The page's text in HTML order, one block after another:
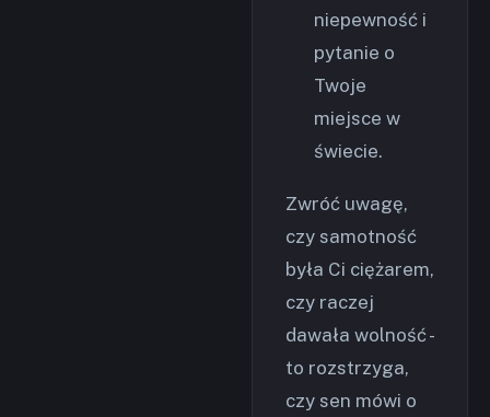
niepewność i
pytanie o
Twoje
miejsce w
świecie.
Zwróć uwagę,
czy samotność
była Ci ciężarem,
czy raczej
dawała wolność -
to rozstrzyga,
czy sen mówi o